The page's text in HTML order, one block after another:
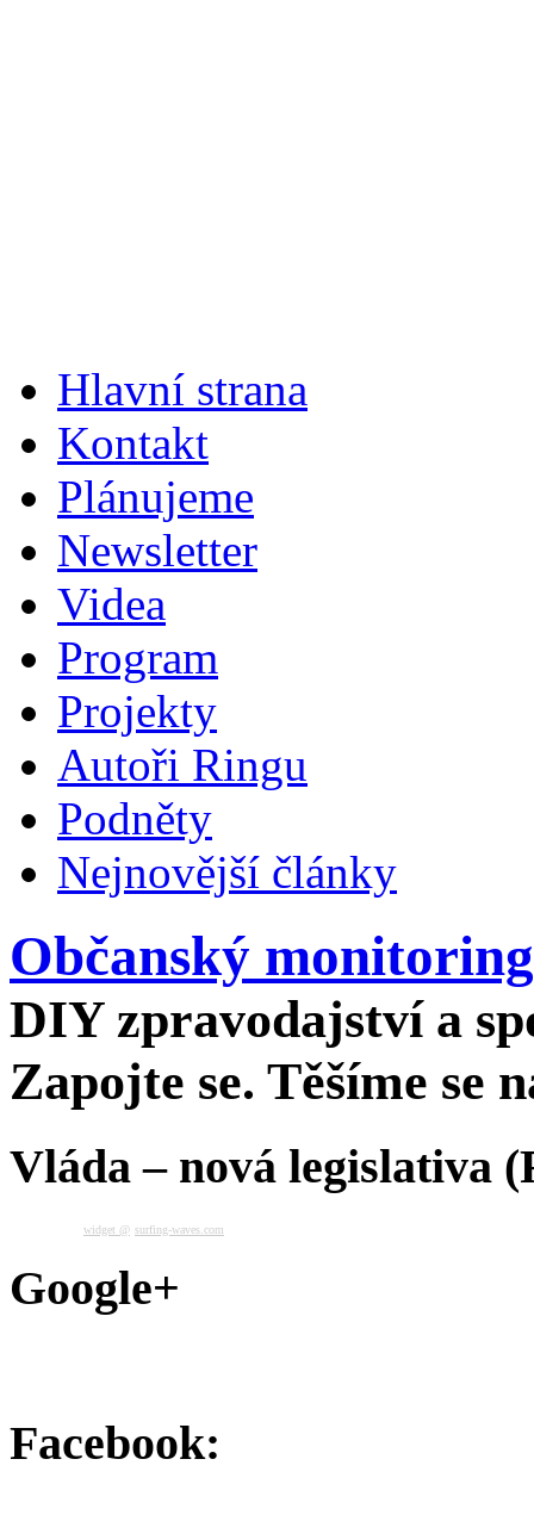
Hlavní strana
Kontakt
Plánujeme
Newsletter
Videa
Program
Projekty
Autoři Ringu
Podněty
Nejnovější články
Občanský monitoring
DIY zpravodajství a
Zapojte se. Těšíme se
Vláda – nová legislativa
widget @ surfing-waves.com
Google+
Facebook: